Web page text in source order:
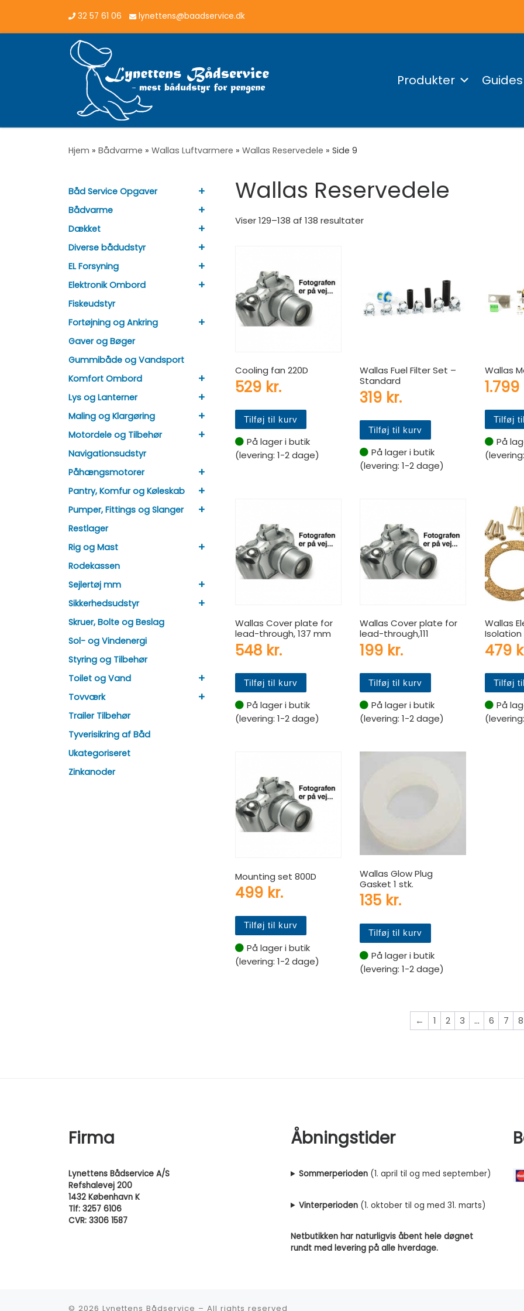
Vis hele indholdet32 57 61 06 lynettens@baadservice.dk
Produkter Guides
Hjem » Bådvarme » Wallas Luftvarmere » Wallas Reservedele » Side 9
Wallas Reservedele
Viser 129–138 af 138 resultater
Cooling fan 220D
529 kr.
Tilføj til kurv
På lager i butik
(levering: 1-2 dage)
Wallas Fuel Filter Set –
Standard
319 kr.
Tilføj til kurv
På lager i butik
(levering: 1-2 dage)
Wallas
1.799
Tilføj
På
Wallas Cover plate for
lead-through, 137 mm
548 kr.
Tilføj til kurv
På lager i butik
(levering: 1-2 dage)
Wallas Cover plate for
lead-through,111
199 kr.
Tilføj til kurv
På lager i butik
(levering: 1-2 dage)
Wallas
Isolation
479
Tilføj
På
Mounting set 800D
499 kr.
Tilføj til kurv
På lager i butik
(levering: 1-2 dage)
Wallas Glow Plug
Gasket 1 stk.
135 kr.
Tilføj til kurv
På lager i butik
(levering: 1-2 dage)
← 1 2 3 … 6 7 8
Båd Service Opgaver +
Bådvarme +
Dækket +
Diverse bådudstyr +
EL Forsyning +
Elektronik Ombord +
Fiskeudstyr
Fortøjning og Ankring
+
Gaver og Bøger
Gummibåde og Vandsport
Komfort Ombord
+
Lys og Lanterner +
Maling og Klargøring +
Motordele og Tilbehør +
Navigationsudstyr
Påhængsmotorer
+
Pantry, Komfur og Køleskab +
Pumper, Fittings og Slanger +
Restlager
Rig og Mast
+
Rodekassen
Sejlertøj mm
+
Sikkerhedsudstyr +
Skruer, Bolte og Beslag
Sol- og Vindenergi
Styring og Tilbehør
Toilet og Vand
+
Tovværk +
Trailer Tilbehør
Tyverisikring af Båd
Ukategoriseret
Zinkanoder
Firma
Lynettens Bådservice A/S
Refshalevej 200
1432 København K
Tlf: 3257 6106
CVR: 3306 1587
Åbningstider
Sommerperioden (1. april til og med september)
Vinterperioden (1. oktober til og med 31. marts)
Netbutikken har naturligvis åbent hele døgnet
rundt med levering på alle hverdage.
© 2026 Lynettens Bådservice – All rights reserved